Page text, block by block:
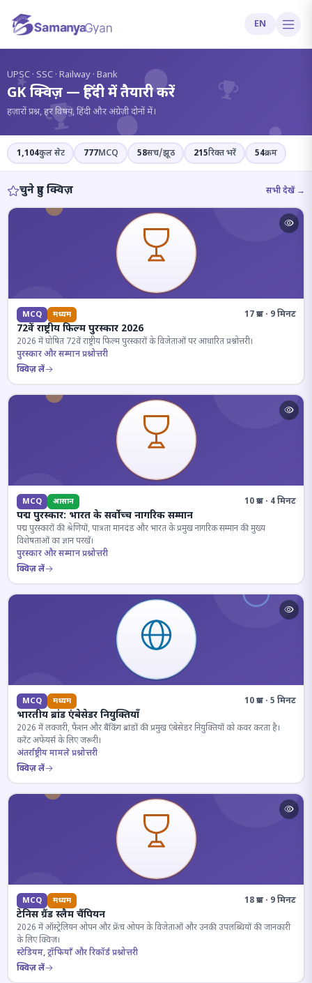
EN
?
UPSC · SSC · Railway · Bank
GK क्विज़ — हिंदी में तैयारी करें
हज़ारों प्रश्न, हर विषय, हिंदी और अंग्रेज़ी दोनों में।
1,104कुल सेट 777MCQ 58सच/झूठ 215रिक्त भरें 54क्रम
चुने हुए क्विज़ सभी देखें →
MCQ मध्यम 17 प्रश्न · 9 मिनट
72वें राष्ट्रीय फिल्म पुरस्कार 2026
2026 में घोषित 72वें राष्ट्रीय फिल्म पुरस्कारों के विजेताओं पर आधारित प्रश्नोत्तरी।
पुरस्कार और सम्मान प्रश्नोत्तरी
क्विज़ लें
MCQ आसान 10 प्रश्न · 4 मिनट
पद्म पुरस्कार: भारत के सर्वोच्च नागरिक सम्मान
पद्म पुरस्कारों की श्रेणियों, पात्रता मानदंड और भारत के प्रमुख नागरिक सम्मान की मुख्य
विशेषताओं का ज्ञान परखें।
पुरस्कार और सम्मान प्रश्नोत्तरी
क्विज़ लें
MCQ मध्यम 10 प्रश्न · 5 मिनट
भारतीय ब्रांड एंबेसेडर नियुक्तियाँ
2026 में लक्जरी, फैशन और बैंकिंग ब्रांडों की प्रमुख एंबेसेडर नियुक्तियों को कवर करता है।
करेंट अफेयर्स के लिए जरूरी।
अंतर्राष्ट्रीय मामले प्रश्नोत्तरी
क्विज़ लें
MCQ मध्यम 18 प्रश्न · 9 मिनट
टेनिस ग्रैंड स्लैम चैंपियन
2026 में ऑस्ट्रेलियन ओपन और फ्रेंच ओपन के विजेताओं और उनकी उपलब्धियों की जानकारी
के लिए क्विज़।
स्टेडियम, ट्रॉफियाँ और रिकॉर्ड प्रश्नोत्तरी
क्विज़ लें